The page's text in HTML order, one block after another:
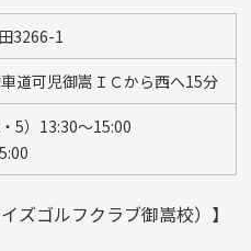
3266-1
道可児御嵩ＩＣから西へ15分
5）13:30～15:00
ズゴルフクラブ御嵩校）】